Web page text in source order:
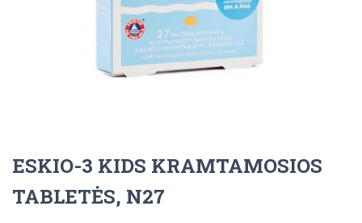
ESKIO-3 KIDS KRAMTAMOSIOS
TABLETĖS, N27